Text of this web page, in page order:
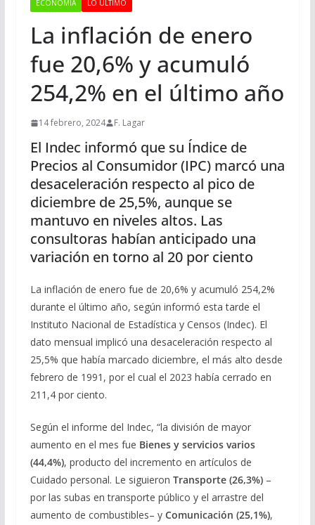
ECONOMÍA LO ÚLTIMO
La inflación de enero
fue 20,6% y acumuló
254,2% en el último año
14 febrero, 2024 F. Lagar
El Indec informó que su Índice de
Precios al Consumidor (IPC) marcó una
desaceleración respecto al pico de
diciembre de 25,5%, aunque se
mantuvo en niveles altos. Las
consultoras habían anticipado una
variación en torno al 20 por ciento
La inflación de enero fue de 20,6% y acumuló 254,2%
durante el último año, según informó esta tarde el
Instituto Nacional de Estadística y Censos (Indec). El
dato mensual implicó una desaceleración respecto al
25,5% que había marcado diciembre, el más alto desde
febrero de 1991, por el cual el 2023 había cerrado en
211,4 por ciento.
Según el informe del Indec, “la división de mayor
aumento en el mes fue Bienes y servicios varios
(44,4%), producto del incremento en artículos de
Cuidado personal. Le siguieron Transporte (26,3%) –
por las subas en transporte público y el arrastre del
aumento de combustibles– y Comunicación (25,1%),